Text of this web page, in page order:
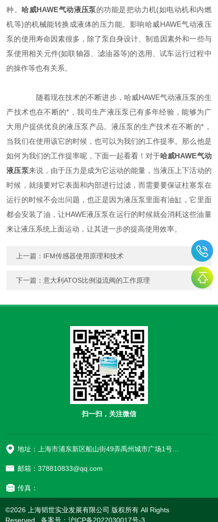
种。 哈威HAWE气动液压泵的功能是把动力机(如电动机和内燃
机等)的机械能转换成液体的压力能。影响哈威HAWE气动液压
泵的使用寿命因素很多，除了泵自身设计、制造因素外和一些与
泵使用相关元件(如联轴器、滤油器等)的选用、试车运行过程中
的操作等也有关系。
随着现在技术的不断进步，哈威HAWE气动液压泵的生
产技术也在不断的*，我司生产液压泵已有多年经验，能够为广
大用户提供优良的液压泵产品。液压泵的生产技术在不断的*，
当我们在使用该它的时候，也可以为我们的工作提率。那么他是
如何为我们的工作提率呢，下面一起看看！对于哈威HAWE气动
液压泵来说，由于压力是成为它运动的能量，当液压上下活动的
时候，就须要对它表面和内部进行过滤，而需要要保证柱塞泵在
运行的时候不会出问题，也正是因为液压泵里面有油缸，它里面
都会安装了油，让HAWE液压泵在运行的时候就会消耗这些油量
来让液压系统上面运动，让其进一步的提高使用效率。
上一篇： IFM传感器使用原理和技术
下一篇：意大利ATOS比例溢流阀的工作原理
扫一扫，关注微信
地址：上海市浦东新区船山街49弄禹州城市广场1号楼906
邮箱：378810833@qq.com
传真：
©2026 上海韬世实业发展有限公司 版权所有 All Rights
Reserved. 备案号：沪ICP备2022030017号-3